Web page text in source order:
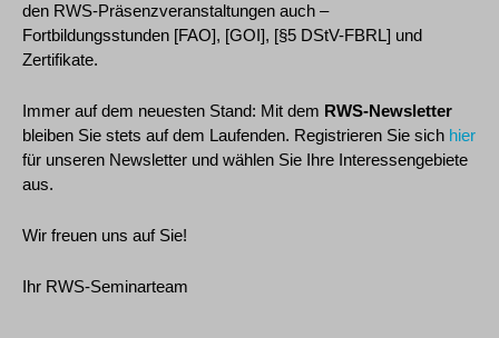
den RWS-Präsenzveranstaltungen auch –
Fortbildungsstunden [FAO], [GOI], [§5 DStV-FBRL] und
Zertifikate.
Immer auf dem neuesten Stand: Mit dem RWS-Newsletter
bleiben Sie stets auf dem Laufenden. Registrieren Sie sich hier
für unseren Newsletter und wählen Sie Ihre Interessengebiete
aus.
Wir freuen uns auf Sie!
Ihr RWS-Seminarteam